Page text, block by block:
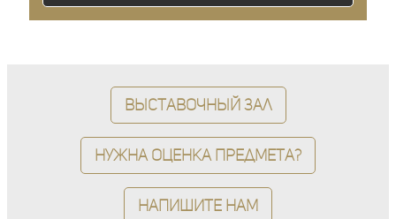
Выставочный зал
Нужна оценка предмета?
Напишите нам